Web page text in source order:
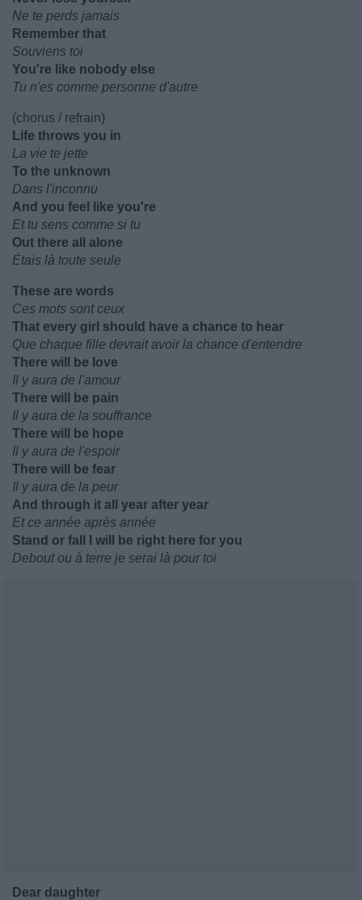
Ne te perds jamais
Remember that
Souviens toi
You're like nobody else
Tu n'es comme personne d'autre
(chorus / refrain)
Life throws you in
La vie te jette
To the unknown
Dans l'inconnu
And you feel like you're
Et tu sens comme si tu
Out there all alone
Étais là toute seule
These are words
Ces mots sont ceux
That every girl should have a chance to hear
Que chaque fille devrait avoir la chance d'entendre
There will be love
Il y aura de l'amour
There will be pain
Il y aura de la souffrance
There will be hope
Il y aura de l'espoir
There will be fear
Il y aura de la peur
And through it all year after year
Et ce année après année
Stand or fall I will be right here for you
Debout ou à terre je serai là pour toi
Dear daughter